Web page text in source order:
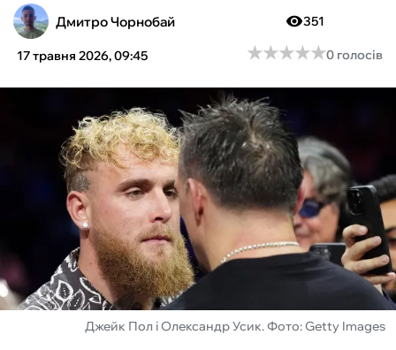
ТЕНІС
КІБЕРСПОРТ
ЧС-2026
ФУТЗАЛ
БУКМЕКЕРИ
Дмитро Чорнобай
17 травня 2026, 09:45
351
★★★★★
★★★★★0 голосів
Джейк Пол і Олександр Усик. Фото: Getty Images